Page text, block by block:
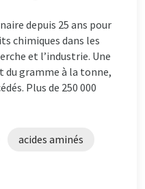
depuis 25 ans pour
chimiques dans les
et l’industrie. Une
gramme à la tonne,
Plus de 250 000
acides aminés